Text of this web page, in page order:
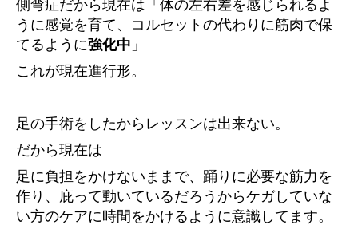
側弯症だから現在は「体の左右差を感じられるよ
うに感覚を育て、コルセットの代わりに筋肉で保
てるように強化中 」
これが現在進行形。
足の手術をしたからレッスンは出来ない。
だから現在は
足に負担をかけないままで、踊りに必要な筋力を
作り、庇って動いているだろうからケガしていな
い方のケアに時間をかけるように意識してます。